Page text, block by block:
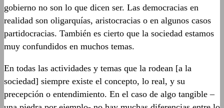
gobierno no son lo que dicen ser. Las democracias en
realidad son oligarquías, aristocracias o en algunos casos
partidocracias. También es cierto que la sociedad estamos
muy confundidos en muchos temas.
En todas las actividades y temas que la rodean [a la
sociedad] siempre existe el concepto, lo real, y su
precepción o entendimiento. En el caso de algo tangible –